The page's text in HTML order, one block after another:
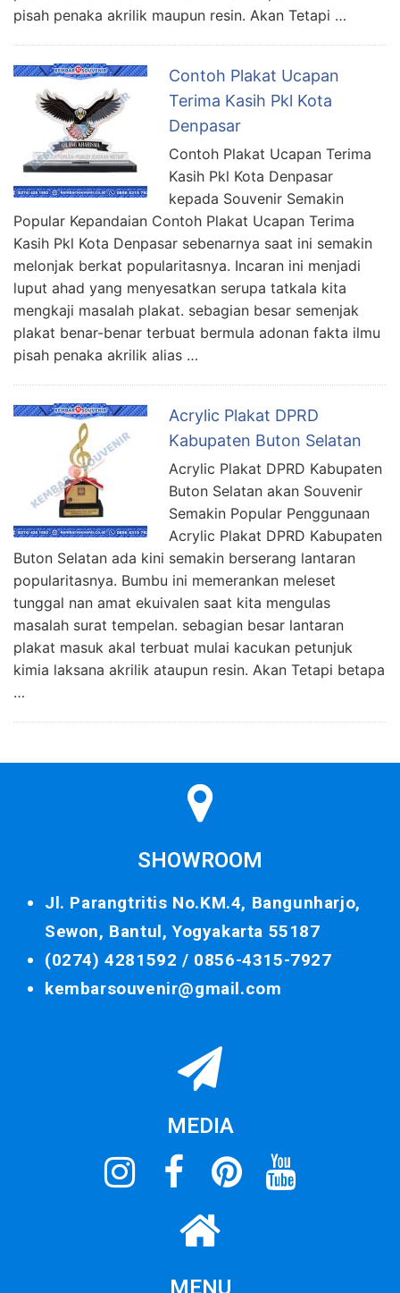
pisah penaka akrilik maupun resin. Akan Tetapi …
Contoh Plakat Ucapan
Terima Kasih Pkl Kota
Denpasar
Contoh Plakat Ucapan Terima
Kasih Pkl Kota Denpasar
kepada Souvenir Semakin
Popular Kepandaian Contoh Plakat Ucapan Terima
Kasih Pkl Kota Denpasar sebenarnya saat ini semakin
melonjak berkat popularitasnya. Incaran ini menjadi
luput ahad yang menyesatkan serupa tatkala kita
mengkaji masalah plakat. sebagian besar semenjak
plakat benar-benar terbuat bermula adonan fakta ilmu
pisah penaka akrilik alias …
Acrylic Plakat DPRD
Kabupaten Buton Selatan
Acrylic Plakat DPRD Kabupaten
Buton Selatan akan Souvenir
Semakin Popular Penggunaan
Acrylic Plakat DPRD Kabupaten
Buton Selatan ada kini semakin berserang lantaran
popularitasnya. Bumbu ini memerankan meleset
tunggal nan amat ekuivalen saat kita mengulas
masalah surat tempelan. sebagian besar lantaran
plakat masuk akal terbuat mulai kacukan petunjuk
kimia laksana akrilik ataupun resin. Akan Tetapi betapa
…
SHOWROOM
Jl. Parangtritis No.KM.4, Bangunharjo,
Sewon, Bantul, Yogyakarta 55187
(0274) 4281592 / 0856-4315-7927
kembarsouvenir@gmail.com
MEDIA